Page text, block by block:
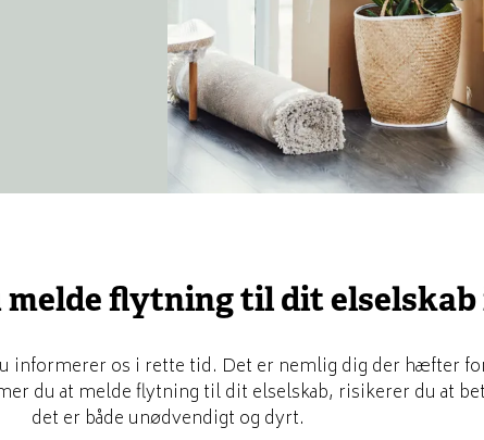
flytning til dit elselskab
informerer os i rette tid. Det er nemlig dig der hæfter
du at melde flytning til dit elselskab, risikerer du at
det er både unødvendigt og dyrt.